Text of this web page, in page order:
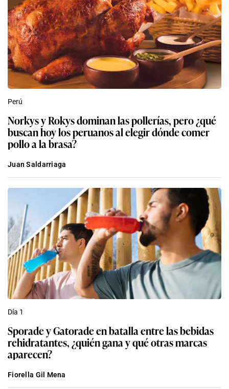
Perú
Norkys y Rokys dominan las pollerías, pero ¿qué
buscan hoy los peruanos al elegir dónde comer
pollo a la brasa?
Juan Saldarriaga
Día 1
Sporade y Gatorade en batalla entre las bebidas
rehidratantes, ¿quién gana y qué otras marcas
aparecen?
Fiorella Gil Mena